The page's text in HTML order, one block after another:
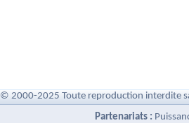
© 2000-2025 Toute reproduction interdite
Partenariats :